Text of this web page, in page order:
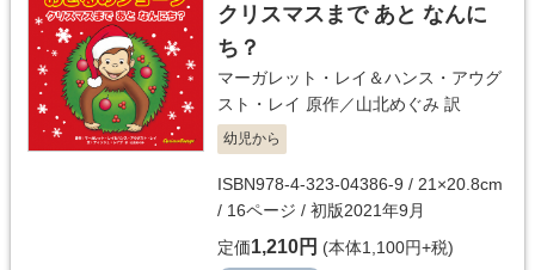
クリスマスまで あと なんに
ち？
マーガレット・レイ＆ハンス・アウグ
スト・レイ 原作／山北めぐみ 訳
幼児から
ISBN978-4-323-04386-9 / 21×20.8cm
/ 16ページ / 初版2021年9月
定価1,210円 (本体1,100円+税)